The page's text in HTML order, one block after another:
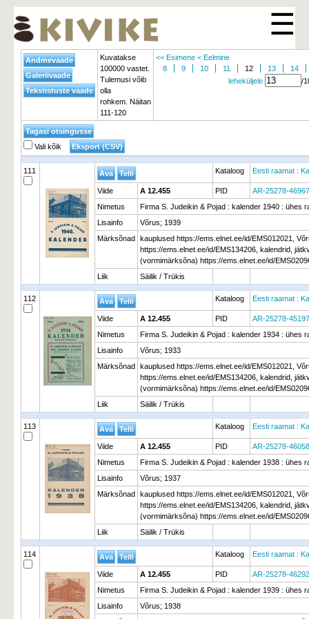
☰
Kuvatakse
100000 vastet.
Tulemusi võib
olla
rohkem. Näitan
111-120
<< Esimene < Eelmine
8
9 10 11 12 13
14
leheküljele
/
Vali kõik
111 Kataloog Eesti raamat :
Viide A 12.455 PID
AR-25278-
Nimetus
Firma S. Judeikin & Pojad : kalender 1940 : ühes
Lisainfo
Võrus; 1939
Märksõnad kauplused https://ems.elnet.ee/id/EMS012021,
https://ems.elnet.ee/id/EMS134206, kalendrid,
(vormimärksõna) https://ems.elnet.ee/id/
Liik
Säilik / Trükis
112 Kataloog Eesti raamat :
Viide A 12.455 PID
AR-25278-
Nimetus
Firma S. Judeikin & Pojad : kalender 1934 : ühes
Lisainfo
Võrus; 1933
Märksõnad kauplused https://ems.elnet.ee/id/EMS012021,
https://ems.elnet.ee/id/EMS134206, kalendrid,
(vormimärksõna) https://ems.elnet.ee/id/
Liik
Säilik / Trükis
113 Kataloog Eesti raamat :
Viide A 12.455 PID
AR-25278-
Nimetus
Firma S. Judeikin & Pojad : kalender 1938 : ühes
Lisainfo
Võrus; 1937
Märksõnad kauplused https://ems.elnet.ee/id/EMS012021,
https://ems.elnet.ee/id/EMS134206, kalendrid,
(vormimärksõna) https://ems.elnet.ee/id/
Liik
Säilik / Trükis
114 Kataloog Eesti raamat :
Viide A 12.455 PID
AR-25278-
Nimetus
Firma S. Judeikin & Pojad : kalender 1939 : ühes
Lisainfo
Võrus; 1938